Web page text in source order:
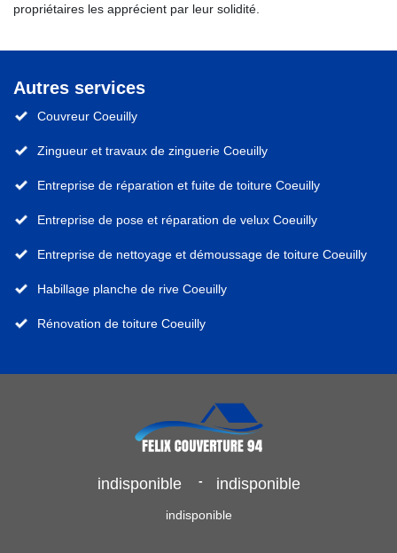
propriétaires les apprécient par leur solidité.
Autres services
Couvreur Coeuilly
Zingueur et travaux de zinguerie Coeuilly
Entreprise de réparation et fuite de toiture Coeuilly
Entreprise de pose et réparation de velux Coeuilly
Entreprise de nettoyage et démoussage de toiture Coeuilly
Habillage planche de rive Coeuilly
Rénovation de toiture Coeuilly
indisponible - indisponible
indisponible